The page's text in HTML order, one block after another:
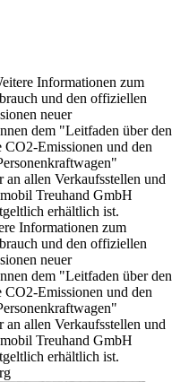
Informationen zum
und den offiziellen
neuer
dem "Leitfaden über den
Emissionen und den
an allen Verkaufsstellen und
Treuhand GmbH
erhältlich ist.
Informationen zum
und den offiziellen
neuer
dem "Leitfaden über den
Emissionen und den
an allen Verkaufsstellen und
Treuhand GmbH
erhältlich ist.